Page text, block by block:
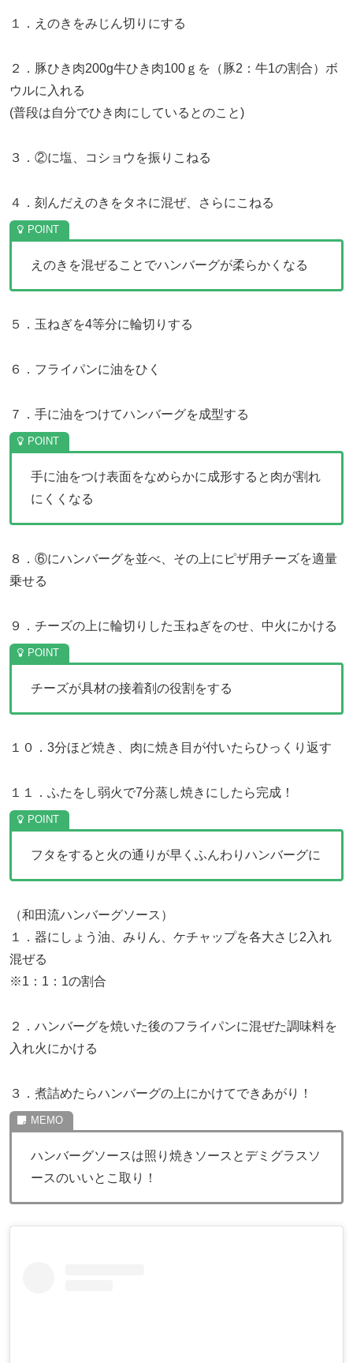
１．えのきをみじん切りにする
２．豚ひき肉200g牛ひき肉100ｇを（豚2：牛1の割合）ボ
ウルに入れる
(普段は自分でひき肉にしているとのこと)
３．②に塩、コショウを振りこねる
４．刻んだえのきをタネに混ぜ、さらにこねる
えのきを混ぜることでハンバーグが柔らかくなる
５．玉ねぎを4等分に輪切りする
６．フライパンに油をひく
７．手に油をつけてハンバーグを成型する
手に油をつけ表面をなめらかに成形すると肉が割れ
にくくなる
８．⑥にハンバーグを並べ、その上にピザ用チーズを適量
乗せる
９．チーズの上に輪切りした玉ねぎをのせ、中火にかける
チーズが具材の接着剤の役割をする
１０．3分ほど焼き、肉に焼き目が付いたらひっくり返す
１１．ふたをし弱火で7分蒸し焼きにしたら完成！
フタをすると火の通りが早くふんわりハンバーグに
（和田流ハンバーグソース）
１．器にしょう油、みりん、ケチャップを各大さじ2入れ
混ぜる
※1：1：1の割合
２．ハンバーグを焼いた後のフライパンに混ぜた調味料を
入れ火にかける
３．煮詰めたらハンバーグの上にかけてできあがり！
ハンバーグソースは照り焼きソースとデミグラスソ
ースのいいとこ取り！